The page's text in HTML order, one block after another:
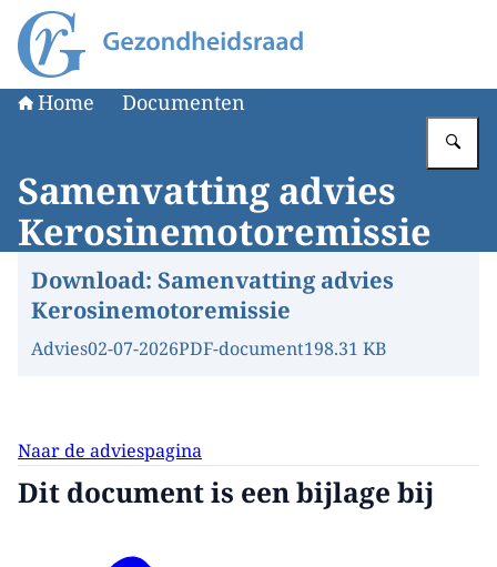
Naar de homepage van Gezondheidsraad
Home Documenten
Samenvatting advies
Kerosinemotoremissie
Download: Samenvatting advies
Kerosinemotoremissie
Advies02-07-2026PDF-document198.31 KB
Naar de adviespagina
Dit document is een bijlage bij